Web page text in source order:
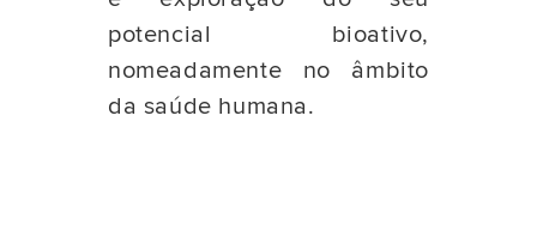
potencial bioativo,
nomeadamente no âmbito
da saúde humana.